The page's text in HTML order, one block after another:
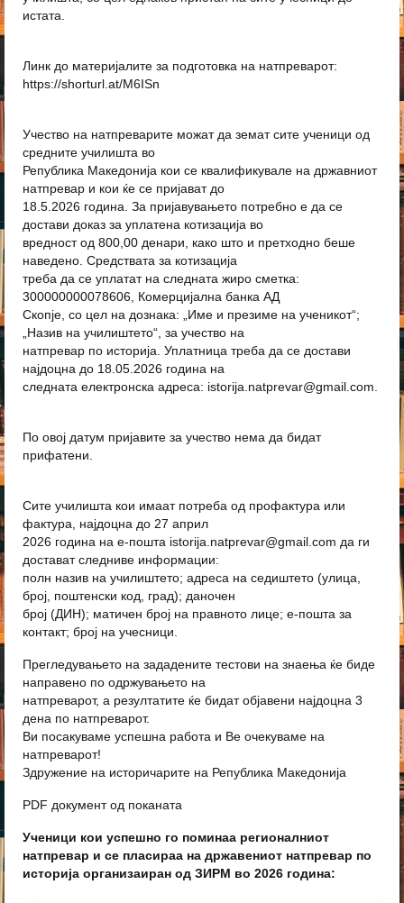
истата.
Линк до материјалите за подготовка на натпреварот:
https://shorturl.at/M6ISn
Учество на натпреварите можат да земат сите ученици од
средните училишта во
Република Македонија кои се квалификувале на државниот
натпревар и кои ќе се пријават до
18.5.2026 година. За пријавувањето потребно е да се
достави доказ за уплатена котизација во
вредност од 800,00 денари, како што и претходно беше
наведено. Средствата за котизација
треба да се уплатат на следната жиро сметка:
300000000078606, Комерцијална банка АД
Скопје, со цел на дознака: „Име и презиме на ученикот“;
„Назив на училиштето“, за учество на
натпревар по историја. Уплатница треба да се достави
најдоцна до 18.05.2026 година на
следната електронска адреса: istorija.natprevar@gmail.com.
По овој датум пријавите за учество нема да бидат
прифатени.
Сите училишта кои имаат потреба од профактура или
фактура, најдоцна до 27 април
2026 година на е-пошта istorija.natprevar@gmail.com да ги
достават следниве информации:
полн назив на училиштето; адреса на седиштето (улица,
број, поштенски код, град); даночен
број (ДИН); матичен број на правното лице; е-пошта за
контакт; број на учесници.
Прегледувањето на зададените тестови на знаења ќе биде
направено по одржувањето на
натпреварот, а резултатите ќе бидат објавени најдоцна 3
дена по натпреварот.
Ви посакуваме успешна работа и Ве очекуваме на
натпреварот!
Здружение на историчарите на Република Македонија
PDF документ од поканата
Ученици кои успешно го поминаа регионалниот
натпревар и се пласираа на државениот натпревар по
историја организаиран од ЗИРМ во 2026 година: